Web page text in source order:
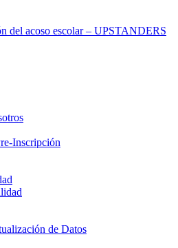
del acoso escolar – UPSTANDERS
Inscripción
de Datos